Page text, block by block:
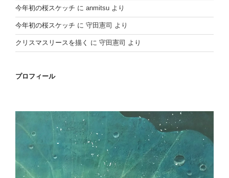
今年初の桜スケッチ に anmitsu より
今年初の桜スケッチ に 守田憲司 より
クリスマスリースを描く に 守田憲司 より
プロフィール